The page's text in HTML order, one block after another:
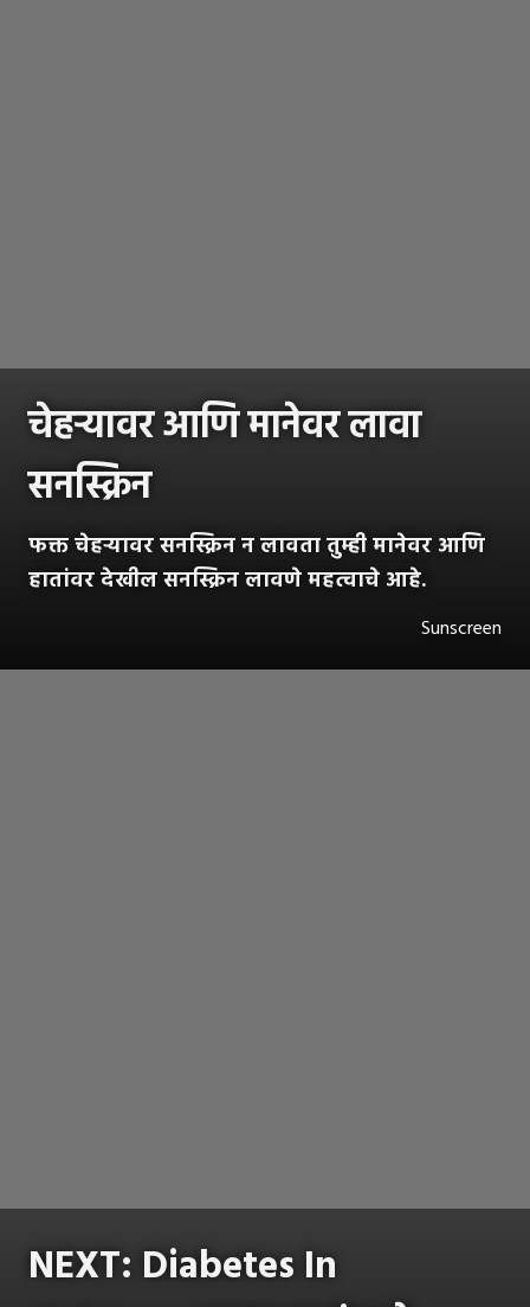
चेहऱ्यावर आणि मानेवर लावा
सनस्क्रिन
फक्त चेहऱ्यावर सनस्क्रिन न लावता तुम्ही मानेवर आणि
हातांवर देखील सनस्क्रिन लावणे महत्वाचे आहे.
Sunscreen
NEXT: Diabetes In